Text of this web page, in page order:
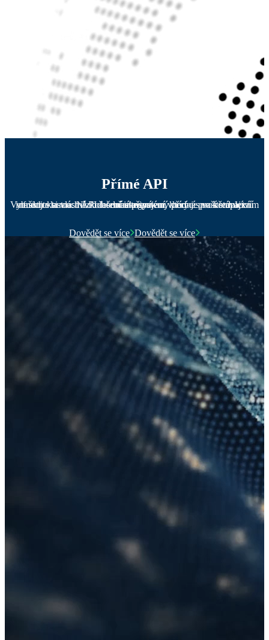
Přímé API
Vybudujte si vlastní obchodní ekosystém, který je prostřednictvím našich vlastních API řešení integrovaný přímo s vaší stávající infrastrukturou. Nízkolatenční připojení vhodné pro komplexní nastavení.
Dovědět se více Dovědět se více